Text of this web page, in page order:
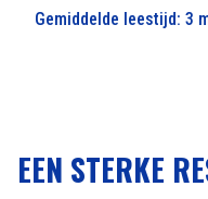
Gemiddelde leestijd: 3
EEN STERKE